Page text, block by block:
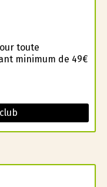
toute
minimum de 49€